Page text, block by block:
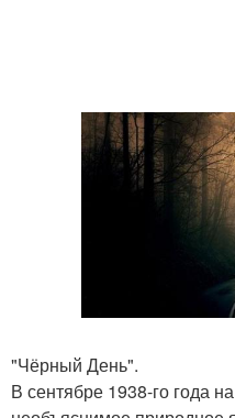
"Чёрный День".
В сентябре 1938-го года